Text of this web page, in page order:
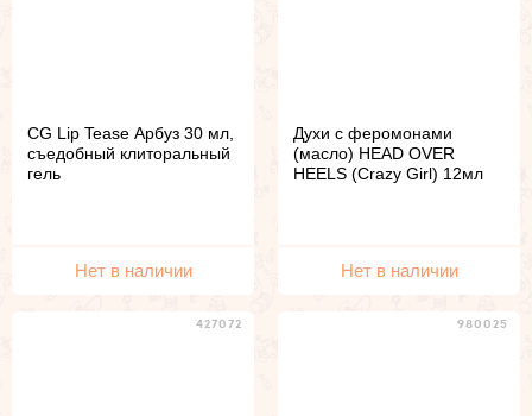
CG Lip Tease Арбуз 30 мл,
съедобный клиторальный
гель
Нет в наличии
Духи с феромонами
(масло) HEAD OVER
HEELS (Crazy Girl) 12мл
Нет в наличии
427072 980025